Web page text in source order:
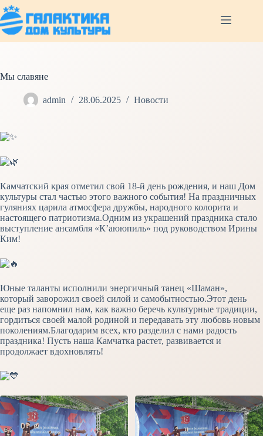
Перейти
к
сути
Мы славяне
admin 28.06.2025 Новости
Камчатский края отметил свой 18-й день рождения, и наш Дом
культуры стал частью этого важного события! На праздничных
гуляниях царила атмосфера дружбы, народного колорита и
настоящего патриотизма.Одним из украшений праздника стало
выступление ансамбля «К’аююпиль» под руководством Ирины
Ким!
Юные таланты исполнили энергичный танец «Шаман»,
который заворожил своей силой и самобытностью.Этот день
еще раз напомнил нам, как важно беречь культурные традиции,
гордиться своей малой родиной и передавать эту любовь новым
поколениям.Благодарим всех, кто разделил с нами радость
праздника! Пусть наша Камчатка растет, развивается и
продолжает вдохновлять!